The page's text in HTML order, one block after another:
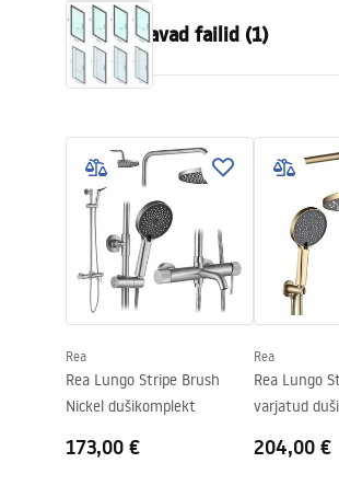
Suurus (uks x sein)
Kabiini tüüp
Klaasi värvus
Avamismeetod
Paigaldamine
Kõrgus (mm)
Dušikabiini suund
Allalaaditavad failid (1)
shower manual.pdf
Rea
Rea Lungo Stripe Brush
Nickel dušikomplekt
173,00 €
Rea
Rea Lungo
varjatud
204,00 €